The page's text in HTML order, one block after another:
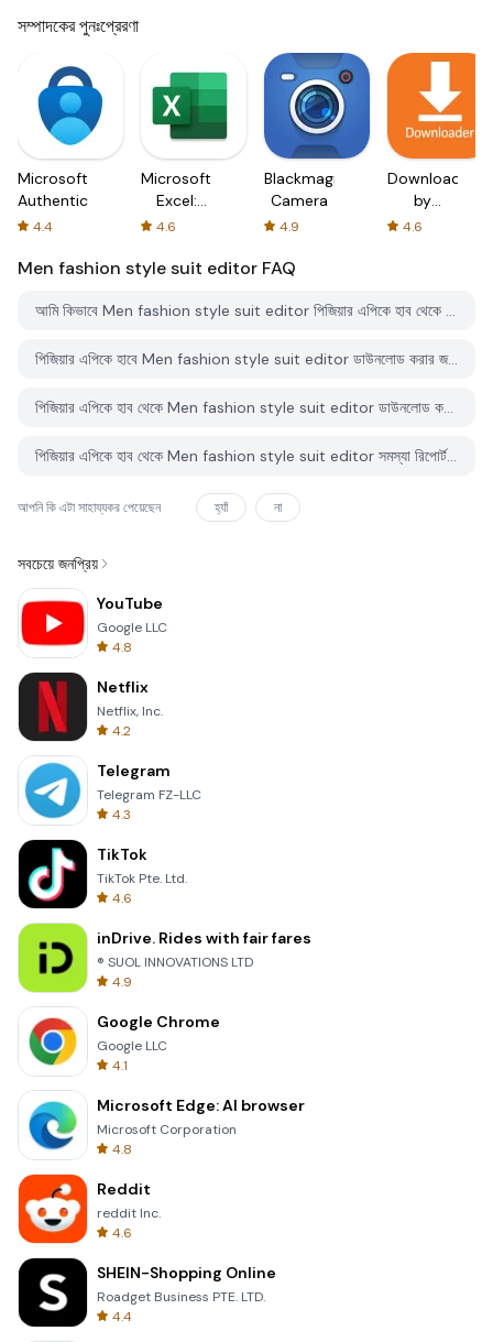
সম্পাদকের পুনঃপ্রেরণা
Microsoft
Authenticator
4.4
Microsoft
Excel:
Spreadsheets
4.6
Blackmagic
Camera
4.9
Downloader
by
AFTVnews
4.6
Men fashion style suit editor FAQ
আমি কিভাবে Men fashion style suit editor পিজিয়ার এপিকে হাব থেকে ডাউনলোড করব?
পিজিয়ার এপিকে হাবে Men fashion style suit editor ডাউনলোড করার জন্য কোন খরচ আছে?
পিজিয়ার এপিকে হাব থেকে Men fashion style suit editor ডাউনলোড করতে কি আমার একটি অ্যাকাউন্ট দরকার?
পিজিয়ার এপিকে হাব থেকে Men fashion style suit editor সমস্যা রিপোর্ট করতে কিভাবে পারি?
আপনি কি এটা সাহায্যকর পেয়েছেন হ্যাঁ না
সবচেয়ে জনপ্রিয়
YouTube
Google LLC
4.8
Netflix
Netflix, Inc.
4.2
Telegram
Telegram FZ-LLC
4.3
TikTok
TikTok Pte. Ltd.
4.6
inDrive. Rides with fair fares
® SUOL INNOVATIONS LTD
4.9
Google Chrome
Google LLC
4.1
Microsoft Edge: AI browser
Microsoft Corporation
4.8
Reddit
reddit Inc.
4.6
SHEIN-Shopping Online
Roadget Business PTE. LTD.
4.4